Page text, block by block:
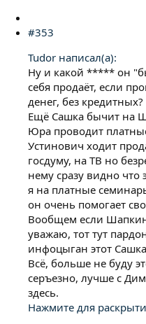
#353
Tudor написал(а):
Ну и какой ***** он
себя продаёт, если
денег, без кредитных?
Ещё Сашка бычит на
Юра проводит
Устинович ходит
госдуму, на ТВ но
нему сразу видно что
я на платные
он очень помогает
Вообщем если
уважаю, тот тут
инфоцыган этот
Всё, больше не буду
серъезно, лучше с
здесь.
Нажмите для